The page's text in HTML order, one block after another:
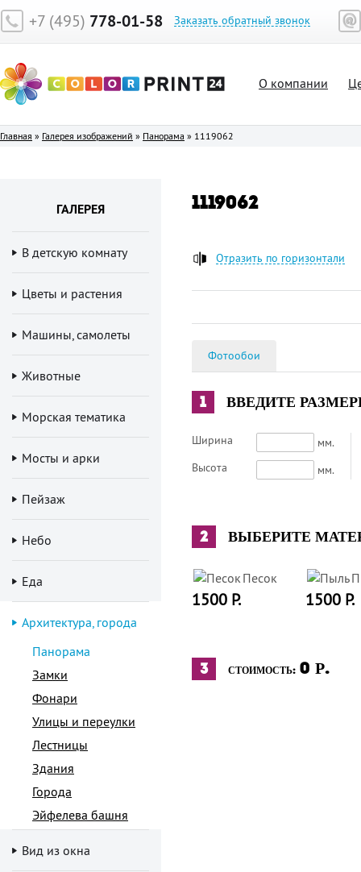
+7 (495) 778-01-58 Заказать обратный звонок
О компании
Главная » Галерея изображений » Панорама » 1119062
ГАЛЕРЕЯ
В детскую комнату
Цветы и растения
Машины, самолеты
Животные
Морская тематика
Мосты и арки
Пейзаж
Небо
Еда
Архитектура, города
Панорама
Замки
Фонари
Улицы и переулки
Лестницы
Здания
Города
Эйфелева башня
Вид из окна
1119062
Отразить по горизонтали
Фотообои
1 ВВЕДИТЕ
Ширина
мм.
Высота
мм.
2 ВЫБЕРИТЕ
Песок
1500 Р. 1500 Р.
3 СТОИМОСТЬ: 0 Р.